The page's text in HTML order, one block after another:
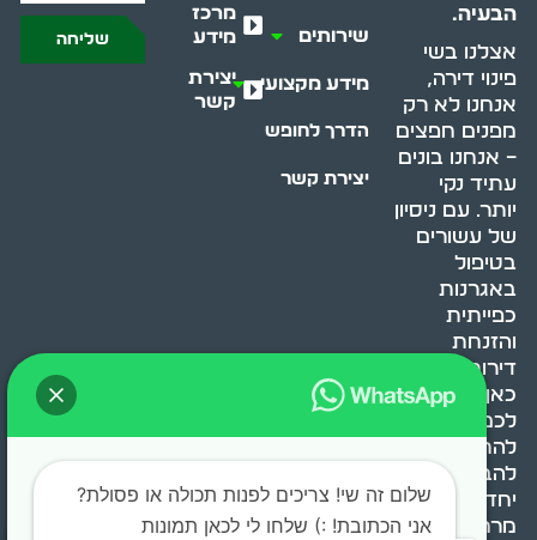
הבעיה.
אצלנו בשי
פינוי דירה,
אנחנו לא רק
מפנים חפצים
– אנחנו בונים
עתיד נקי
יותר. עם ניסיון
של עשורים
בטיפול
באגרנות
כפייתית
והזנחת
דירות, אנחנו
כאן כדי לעזור
לכם
להתמודד,
להבין ולשנות.
יחד, ניצור
מרחב
שירותים
מידע מקצועי
הדרך לחופש
יצירת קשר
מרכז
מידע
יצירת
קשר
שליחה
שלום זה שי! צריכים לפנות תכולה או פסולת?
אני הכתובת! :) שלחו לי לכאן תמונות